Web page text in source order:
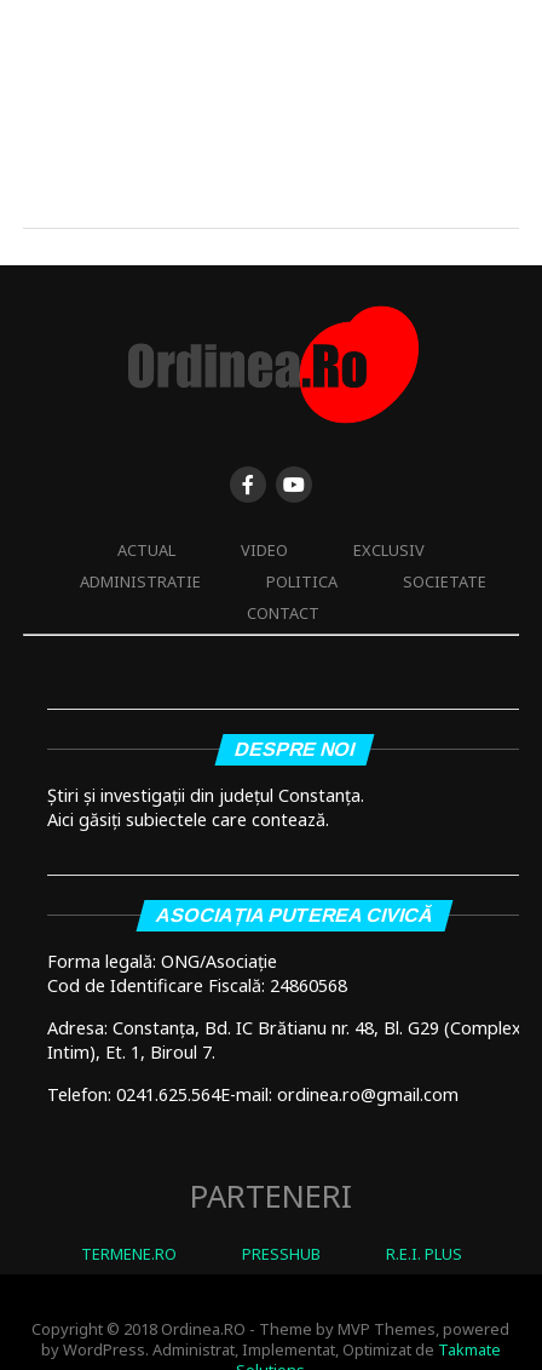
ACTUAL VIDEO
EXCLUSIV
ADMINISTRATIE
POLITICA
SOCIETATE
CONTACT
DESPRE NOI
Știri și investigații din județul Constanța.
Aici găsiți subiectele care contează.
ASOCIAȚIA PUTEREA CIVICĂ
Forma legală: ONG/Asociație
Cod de Identificare Fiscală: 24860568
Adresa: Constanța, Bd. IC Brătianu nr. 48, Bl. G29 (Complex
Intim), Et. 1, Biroul 7.
Telefon: 0241.625.564E-mail: ordinea.ro@gmail.com
PARTENERI
TERMENE.RO PRESSHUB R.E.I. PLUS
Copyright © 2018 Ordinea.RO - Theme by MVP Themes, powered
by WordPress. Administrat, Implementat, Optimizat de Takmate